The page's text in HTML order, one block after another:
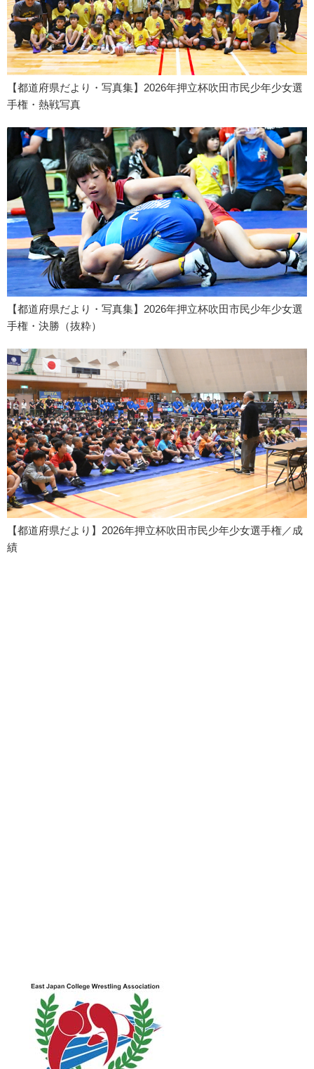
【都道府県だより・写真集】2026年押立杯吹田市民少年少女選
手権・熱戦写真
【都道府県だより・写真集】2026年押立杯吹田市民少年少女選
手権・決勝（抜粋）
【都道府県だより】2026年押立杯吹田市民少年少女選手権／成
績